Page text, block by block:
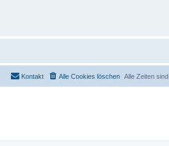
Alle Zeiten sind
Alle Cookies löschen
Kontakt